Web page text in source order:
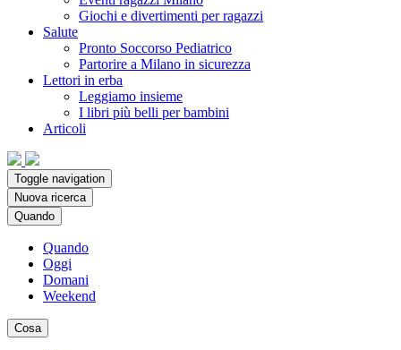
Giochi e divertimenti per ragazzi
Salute
Pronto Soccorso Pediatrico
Partorire a Milano in sicurezza
Lettori in erba
Leggiamo insieme
I libri più belli per bambini
Articoli
Toggle navigation
Nuova ricerca
Quando
Quando
Oggi
Domani
Weekend
Cosa